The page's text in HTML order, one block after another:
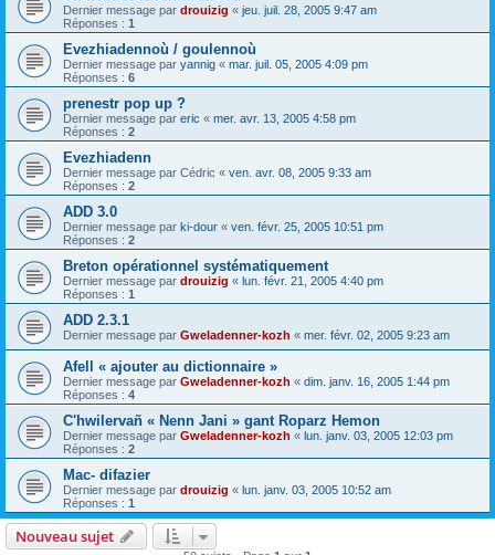
Dernier message par drouizig « jeu. juil. 28, 2005 9:47 am
Réponses : 1
Evezhiadennoù / goulennoù
Dernier message par yannig « mar. juil. 05, 2005 4:09 pm
Réponses : 6
prenestr pop up ?
Dernier message par eric « mer. avr. 13, 2005 4:58 pm
Réponses : 2
Evezhiadenn
Dernier message par Cédric « ven. avr. 08, 2005 9:33 am
Réponses : 2
ADD 3.0
Dernier message par ki-dour « ven. févr. 25, 2005 10:51 pm
Réponses : 2
Breton opérationnel systématiquement
Dernier message par drouizig « lun. févr. 21, 2005 4:40 pm
Réponses : 1
ADD 2.3.1
Dernier message par Gweladenner-kozh « mer. févr. 02, 2005 9:23 am
Afell « ajouter au dictionnaire »
Dernier message par Gweladenner-kozh « dim. janv. 16, 2005 1:44 pm
Réponses : 4
C'hwilervañ « Nenn Jani » gant Roparz Hemon
Dernier message par Gweladenner-kozh « lun. janv. 03, 2005 12:03 pm
Réponses : 2
Mac- difazier
Dernier message par drouizig « lun. janv. 03, 2005 10:52 am
Réponses : 1
Nouveau sujet